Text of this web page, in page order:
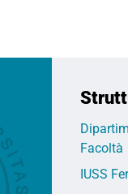
Facoltà
IUSS